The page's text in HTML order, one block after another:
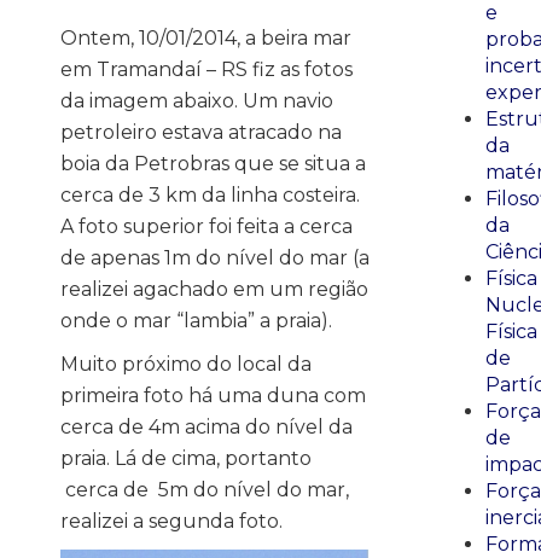
Ontem, 10/01/2014, a beira mar
em Tramandaí – RS fiz as fotos
da imagem abaixo. Um navio
petroleiro estava atracado na
boia da Petrobras que se situa a
cerca de 3 km da linha costeira.
A foto superior foi feita a cerca
de apenas 1m do nível do mar (a
realizei agachado em um região
onde o mar “lambia” a praia).
Muito próximo do local da
primeira foto há uma duna com
cerca de 4m acima do nível da
praia. Lá de cima, portanto
cerca de 5m do nível do mar,
realizei a segunda foto.
e
da
da
Física
Física
de
Força
de